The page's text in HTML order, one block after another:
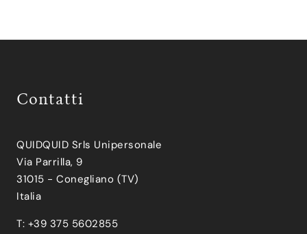
Contatti
QUIDQUID Srls Unipersonale
Via Parrilla, 9
31015 - Conegliano (TV)
Italia
T: +39 375 5602855